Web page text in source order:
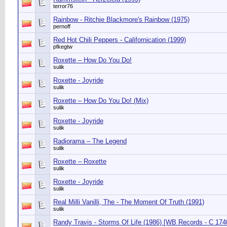
terror76
Rainbow - Ritchie Blackmore's Rainbow (1975)
pernoff
Red Hot Chili Peppers - Californication (1999)
pfkegtw
Roxette ‎– How Do You Do!
sulik
Roxette - Joyride
sulik
Roxette ‎– How Do You Do! (Mix)
sulik
Roxette - Joyride
sulik
Radiorama ‎– The Legend
sulik
Roxette ‎– Roxette
sulik
Roxette - Joyride
sulik
Real Milli Vanilli, The - The Moment Of Truth (1991)
sulik
Randy Travis - Storms Of Life (1986) [WB Records - C